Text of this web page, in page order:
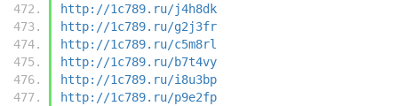
http://1c789.ru/j4h8dk
http://1c789.ru/g2j3fr
http://1c789.ru/c5m8rl
http://1c789.ru/b7t4vy
http://1c789.ru/i8u3bp
http://1c789.ru/p9e2fp